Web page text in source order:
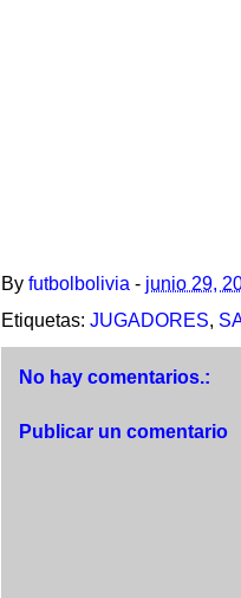
By futbolbolivia - junio 29,
Etiquetas: JUGADORES,
No hay comentarios.:
Publicar un comentario